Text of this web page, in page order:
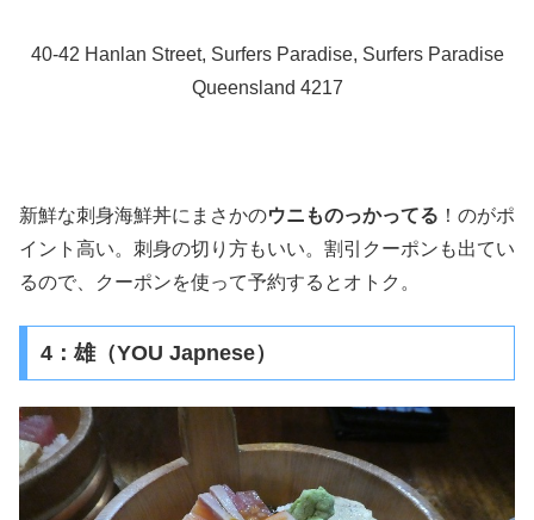
40-42 Hanlan Street, Surfers Paradise, Surfers Paradise
Queensland 4217
新鮮な刺身海鮮丼にまさかのウニものっかってる ！のがポ
イント高い。刺身の切り方もいい。割引クーポンも出てい
るので、クーポンを使って予約するとオトク。
4：雄（YOU Japnese）